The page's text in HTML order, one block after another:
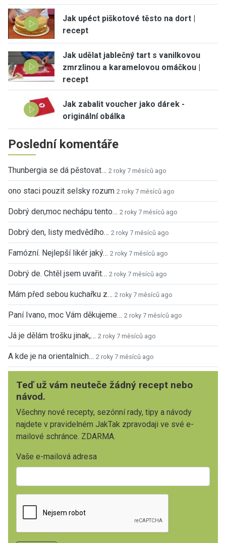
Jak upéct piškotové těsto na dort |
recept
Jak udělat jablečný tart s vanilkovou
zmrzlinou a karamelovou omáčkou |
recept
Jak zabalit voucher jako dárek -
originální obálka
Poslední komentáře
Thunbergia se dá pěstovat… 2 roky 7 měsíců ago
ono staci pouzit selsky rozum 2 roky 7 měsíců ago
Dobrý den,moc nechápu tento… 2 roky 7 měsíců ago
Dobrý den, listy medvědího… 2 roky 7 měsíců ago
Famózní. Nejlepší likér jaký… 2 roky 7 měsíců ago
Dobrý de. Chtěl jsem uvařit… 2 roky 7 měsíců ago
Mám před sebou kuchařku z… 2 roky 7 měsíců ago
Paní Ivano, moc Vám děkujeme… 2 roky 7 měsíců ago
Já je dělám trošku jinak,… 2 roky 7 měsíců ago
A kde je na orientalnich… 2 roky 7 měsíců ago
Teď už vám neuteče žádný recept nebo
návod.
Všechny nové recepty, sezónní rady, tipy a návody
najdete v pravidelném JakTak zpravodaji ve své e-
mailové schránce. ZDARMA.
Vaše e-mailová adresa